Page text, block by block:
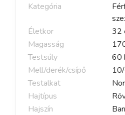
Kategória
Életkor
32
Magasság
Testsúly
60
Mell/derék/csípő
10/
Testalkat
Hajtípus
Hajszín